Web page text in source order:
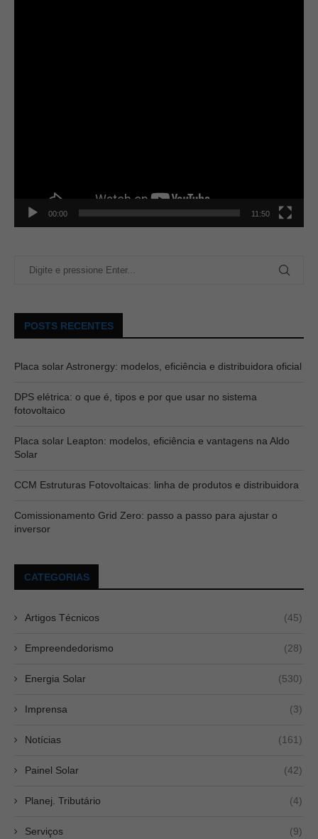
00:00 11:50
POSTS RECENTES
Placa solar Astronergy: modelos, eficiência e distribuidora oficial
DPS elétrica: o que é, tipos e por que usar no sistema
fotovoltaico
Placa solar Leapton: modelos, eficiência e vantagens na Aldo
Solar
CCM Estruturas Fotovoltaicas: linha de produtos e distribuidora
Comissionamento Grid Zero: passo a passo para ajustar o
inversor
CATEGORIAS
Artigos Técnicos (45)
Empreendedorismo (28)
Energia Solar (530)
Imprensa (3)
Notícias (161)
Painel Solar (42)
Planej. Tributário (4)
Serviços (9)